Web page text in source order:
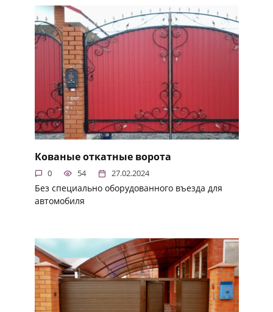
Кованые откатные ворота
0 54 27.02.2024
Без специально оборудованного въезда для
автомобиля